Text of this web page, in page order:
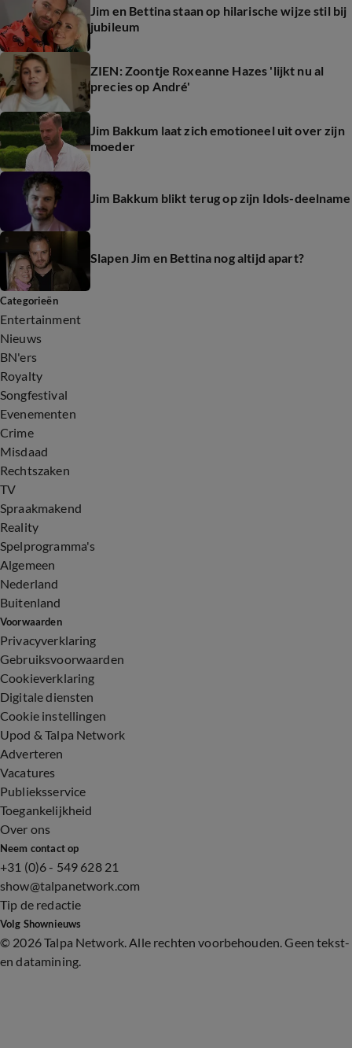
Jim en Bettina staan op hilarische wijze stil bij
jubileum
ZIEN: Zoontje Roxeanne Hazes 'lijkt nu al
precies op André'
Jim Bakkum laat zich emotioneel uit over zijn
moeder
Jim Bakkum blikt terug op zijn Idols-deelname
Slapen Jim en Bettina nog altijd apart?
Categorieën
Entertainment
Nieuws
BN'ers
Royalty
Songfestival
Evenementen
Crime
Misdaad
Rechtszaken
TV
Spraakmakend
Reality
Spelprogramma's
Algemeen
Nederland
Buitenland
Voorwaarden
Privacyverklaring
Gebruiksvoorwaarden
Cookieverklaring
Digitale diensten
Cookie instellingen
Upod & Talpa Network
Adverteren
Vacatures
Publieksservice
Toegankelijkheid
Over ons
Neem contact op
+31 (0)6 - 549 628 21
show@talpanetwork.com
Tip de redactie
Volg Shownieuws
© 2026 Talpa Network. Alle rechten voorbehouden. Geen tekst-
en datamining.